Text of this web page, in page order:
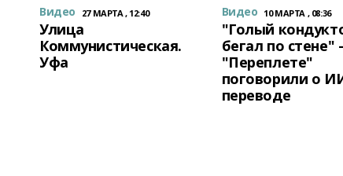
Видео 27 МАРТА , 12:40
Улица
Коммунистическая.
Уфа
Видео 10 МАРТА , 08:36
"Голый
бегал по стене"
"Переплете"
поговорили о
переводе